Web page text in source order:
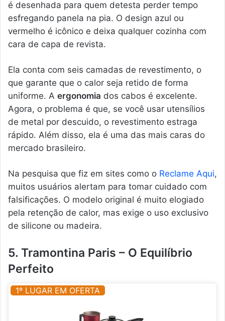
é desenhada para quem detesta perder tempo
esfregando panela na pia. O design azul ou
vermelho é icônico e deixa qualquer cozinha com
cara de capa de revista.
Ela conta com seis camadas de revestimento, o
que garante que o calor seja retido de forma
uniforme. A ergonomia dos cabos é excelente.
Agora, o problema é que, se você usar utensílios
de metal por descuido, o revestimento estraga
rápido. Além disso, ela é uma das mais caras do
mercado brasileiro.
Na pesquisa que fiz em sites como o Reclame Aqui,
muitos usuários alertam para tomar cuidado com
falsificações. O modelo original é muito elogiado
pela retenção de calor, mas exige o uso exclusivo
de silicone ou madeira.
5. Tramontina Paris – O Equilíbrio
Perfeito
1º LUGAR EM OFERTA